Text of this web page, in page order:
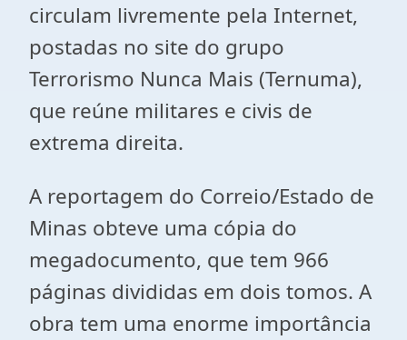
circulam livremente pela Internet,
postadas no site do grupo
Terrorismo Nunca Mais (Ternuma),
que reúne militares e civis de
extrema direita.
A reportagem do Correio/Estado de
Minas obteve uma cópia do
megadocumento, que tem 966
páginas divididas em dois tomos. A
obra tem uma enorme importância